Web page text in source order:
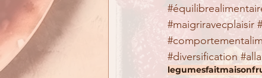
#maigriravecplaisir
#diversification
legumesfaitmaison